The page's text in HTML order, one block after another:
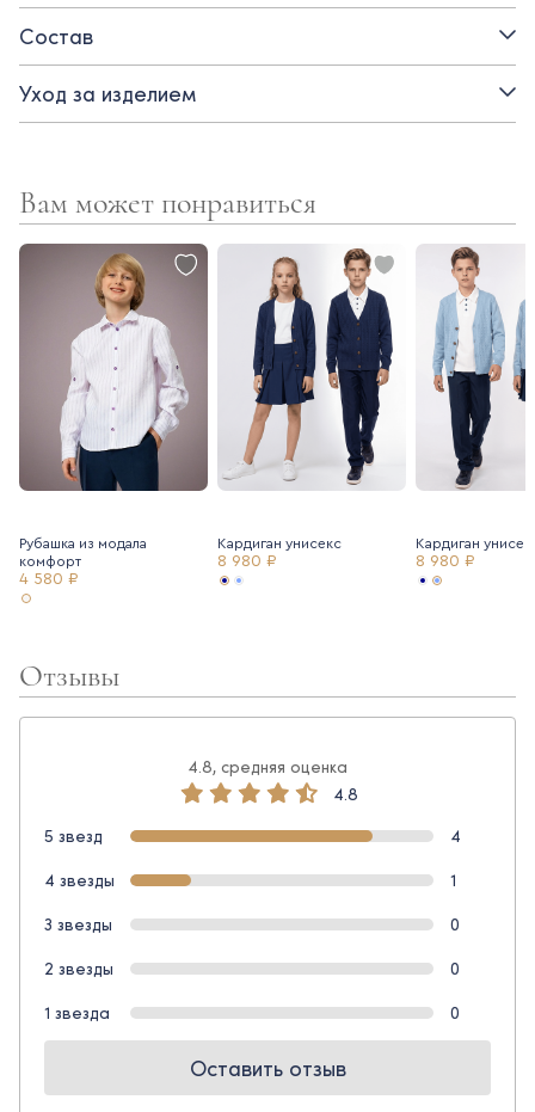
Детали:
- футер трехнитка
- модель унисекс
Состав
Уход за изделием
Вам может понравиться
Рубашка из модала
комфорт
4 580 ₽
Кардиган унисекс
8 980 ₽
Кардиган
8 980 ₽
Отзывы
4.8, средняя оценка
4.8
5 звезд
4
4 звезды
1
3 звезды
0
2 звезды
0
1 звезда
0
Оставить отзыв